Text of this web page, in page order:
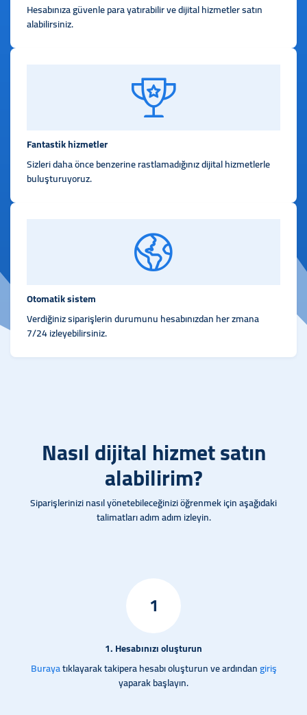
Hesabınıza güvenle para yatırabilir ve dijital hizmetler satın
alabilirsiniz.
Fantastik hizmetler
Sizleri daha önce benzerine rastlamadığınız dijital hizmetlerle
buluşturuyoruz.
Otomatik sistem
Verdiğiniz siparişlerin durumunu hesabınızdan her zmana
7/24 izleyebilirsiniz.
Nasıl dijital hizmet satın
alabilirim?
Siparişlerinizi nasıl yönetebileceğinizi öğrenmek için aşağıdaki
talimatları adım adım izleyin.
1
1. Hesabınızı oluşturun
Burayatıklayarak takipera hesabı oluşturun ve ardındangiriş
yaparak başlayın.